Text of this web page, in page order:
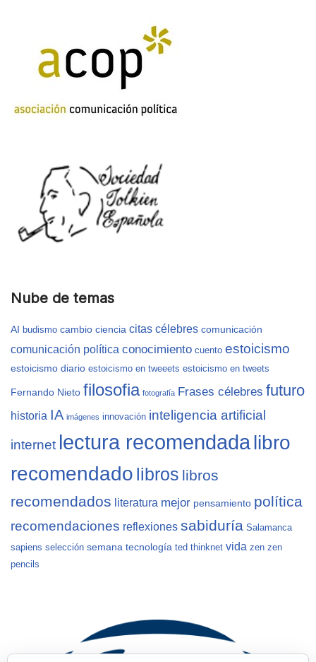
Nube de temas
AI budismo cambio ciencia citas célebres comunicación
comunicación política conocimiento cuento estoicismo
estoicismo diario estoicismo en tweeets estoicismo en tweets
Fernando Nieto filosofia fotografía Frases célebres futuro
historia IA imágenes innovación inteligencia artificial
internet lectura recomendadalibro
recomendado libros libros
recomendados literatura mejor pensamiento política
recomendaciones reflexiones sabiduría Salamanca
sapiens selección semana tecnología ted thinknet vida zen zen
pencils